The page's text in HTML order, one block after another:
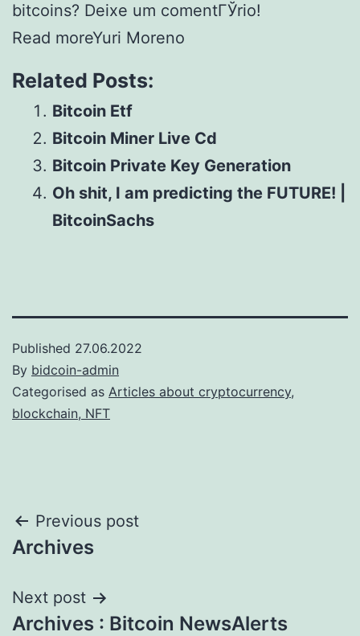
bitcoins? Deixe um comentГЎrio!
Read moreYuri Moreno
Related Posts:
Bitcoin Etf
Bitcoin Miner Live Cd
Bitcoin Private Key Generation
Oh shit, I am predicting the FUTURE! |
BitcoinSachs
Published 27.06.2022
By bidcoin-admin
Categorised as Articles about cryptocurrency,
blockchain, NFT
Post
navigation
Previous post
Archives
Next post
Archives : Bitcoin NewsAlerts